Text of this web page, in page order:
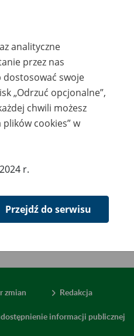
zmian Redakcja
informacji publicznej
analityczne
przez nas
dostosować swoje
„Odrzuć opcjonalne”,
chwili możesz
cookies” w
r.
Przejdź do serwisu